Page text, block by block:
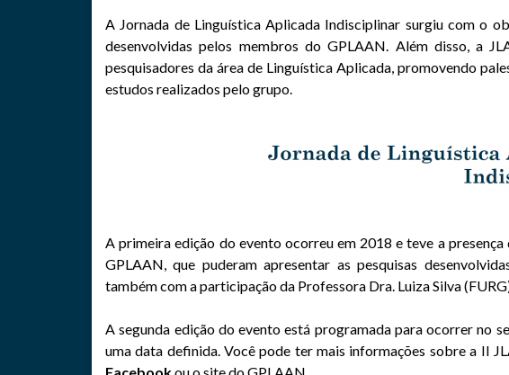
A Jornada de Linguística Aplicada Indisciplinar surgiu com o
desenvolvidas pelos membros do GPLAAN. Além disso, a
pesquisadores da área de Linguística Aplicada, promovendo
estudos realizados pelo grupo.
A primeira edição do evento ocorreu em 2018 e teve a
GPLAAN, que puderam apresentar as pesquisas
também com a participação da Professora Dra. Luiza Silva
A segunda edição do evento está programada para ocorrer no
uma data definida. Você pode ter mais informações sobre a II